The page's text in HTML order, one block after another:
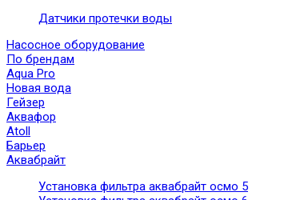
Датчики протечки воды
Насосное оборудование
По брендам
Aqua Pro
Новая вода
Гейзер
Аквафор
Atoll
Барьер
Аквабрайт
Установка фильтра аквабрайт осмо 5